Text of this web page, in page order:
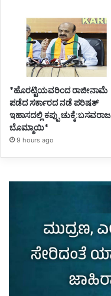
*ಹೊರಟ್ಟಿಯವರಿಂದ ರಾಜೀನಾಮೆ
ಪಡೆದ ಸರ್ಕಾರದ ನಡೆ ಪರಿಷತ್
ಇಹಾಸದಲ್ಲಿ ಕಪ್ಪು ಚುಕ್ಕೆ:ಬಸವರಾಜ
ಬೊಮ್ಮಾಯಿ*
9 hours ago